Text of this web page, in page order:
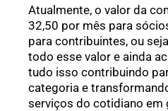
Atualmente, o valor da
32,50 por mês para
para contribuintes, ou
todo esse valor e ainda
tudo isso contribuindo
categoria e
serviços do cotidiano em